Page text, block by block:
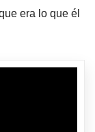
era lo que él